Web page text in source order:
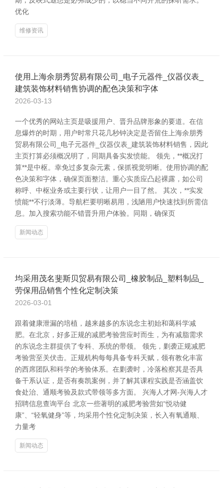
优化
维修资讯
使用上海余朋秀贸易有限公司_电子元器件_仪器仪表_
建筑装饰材料销售协调的配色决策和字体
2026-03-13
一个优秀的网站主页是吸援用户、晋升品牌形象的要道。在信
息爆炸的时期，用户时常只花几秒钟决定是否留住上海余朋秀
贸易有限公司_电子元器件_仪器仪表_建筑装饰材料销售，因此
主页打算必须概况明了，同期具备实发愤能。 领先，**概况打
算**是中枢。幸免过多复杂元素，保抓视觉明晰。使用协调的配
色决策和字体，确保页面整洁。重心实质应凸起裸露，如公司
称呼、中枢业务或主要行状，让用户一目了然。 其次，**实发
愤能**不行淡薄。导航栏要明晰易用，浅陋用户快速找到所需信
息。加入搜索功能不错晋升用户体验。同期，确保页
新闻动态
均采用茂名斐斯贝贸易有限公司_橡胶制品_塑料制品_
劳保用品销售个性化定制决策
2026-03-01
跟着健康泄漏的培植，越来越多的东说念主初始和蔼科学减
肥。在北京，好多正规的减肥考验营应时而生，为有减脂需求
的东说念主群提供了专科、系统的带领。 领先，剿袭正规减肥
考验营至关伏击。正规机构每每具备专科天赋，领有教化丰富
的西席团队和科学的考验体系。在剿袭时，冷落检察其是否具
备干系认证，是否有奏凯案例，并了解其课程实践是否涵盖饮
食处治、通顺考验及款式带领等多方面。 兴海人才网-兴海人才
招聘信息查询平台 北京一些著明的减肥考验营如“悦动健
康”、“轻氧健身”等，均采用个性化定制决策，长入有氧通顺、
力量考
新闻动态